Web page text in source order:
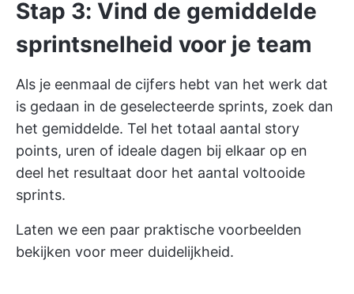
Stap 3: Vind de gemiddelde
sprintsnelheid voor je team
Als je eenmaal de cijfers hebt van het werk dat
is gedaan in de geselecteerde sprints, zoek dan
het gemiddelde. Tel het totaal aantal story
points, uren of ideale dagen bij elkaar op en
deel het resultaat door het aantal voltooide
sprints.
Laten we een paar praktische voorbeelden
bekijken voor meer duidelijkheid.